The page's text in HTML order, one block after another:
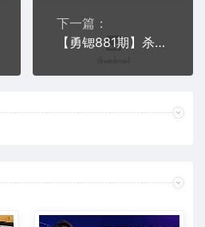
下一篇：
【勇锶881期】杀破狼密训营：B站霸屏引流的原理及方式+搭建赚钱的内容法则